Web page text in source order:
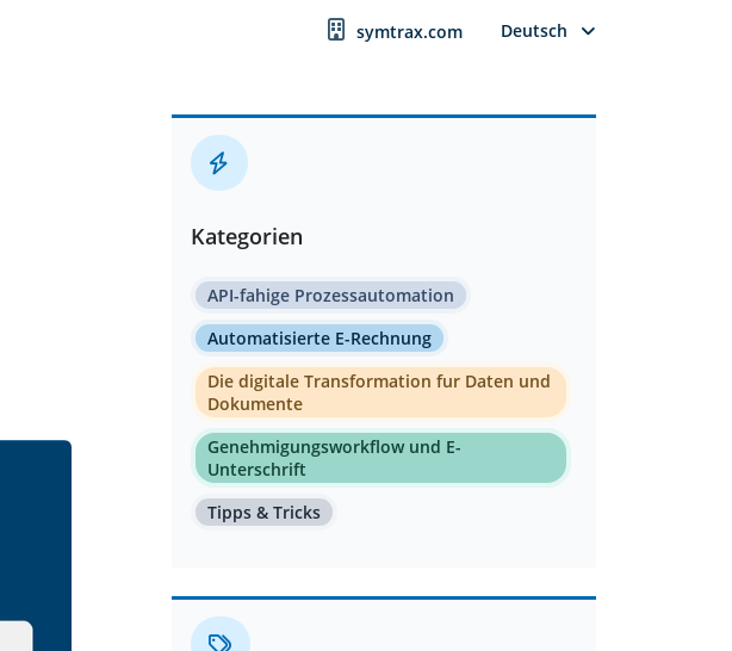
symtrax.com Deutsch
Kategorien
API-fahige Prozessautomation
Automatisierte E-Rechnung
Die digitale Transformation fur Daten und
Dokumente
Genehmigungsworkflow und E-
Unterschrift
Tipps & Tricks